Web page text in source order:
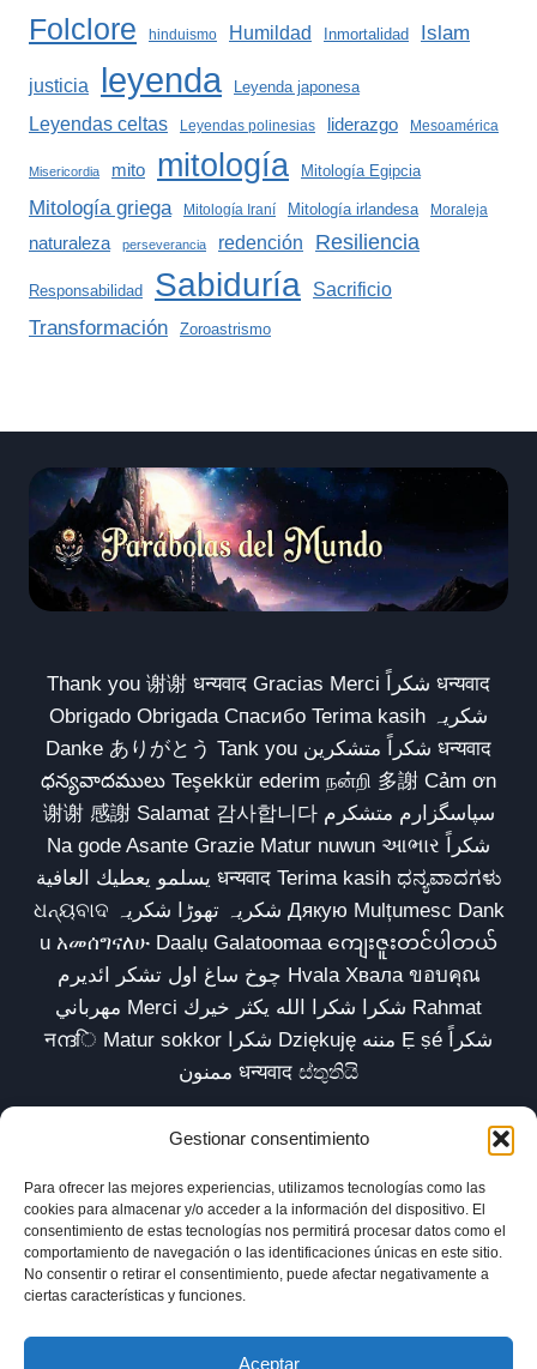
Gestionar consentimiento
Para ofrecer las mejores experiencias, utilizamos tecnologías como las
cookies para almacenar y/o acceder a la información del dispositivo. El
consentimiento de estas tecnologías nos permitirá procesar datos como el
comportamiento de navegación o las identificaciones únicas en este sitio.
No consentir o retirar el consentimiento, puede afectar negativamente a
ciertas características y funciones.
Aceptar
Folclore hinduismo Humildad Inmortalidad Islam
justicia leyenda Leyenda japonesa
Leyendas celtas Leyendas polinesias liderazgo Mesoamérica
Misericordia mito mitología Mitología Egipcia
Mitología griega Mitología Iraní Mitología irlandesa Moraleja
naturaleza perseverancia redención Resiliencia
Responsabilidad Sabiduría Sacrificio
Transformación Zoroastrismo
Thank you 谢谢 धन्यवाद Gracias Merci شكراً धन्यवाद
Obrigado Obrigada Спасибо Terima kasih شکریہ
Danke ありがとう Tank you شكراً متشكرين धन्यवाद
ధన్యవాదములు Teşekkür ederim நன்றி 多謝 Cảm ơn
谢谢 感謝 Salamat 감사합니다 سپاسگزارم متشکرم
Na gode Asante Grazie Matur nuwun આભાર شكراً
يسلمو يعطيك العافية धन्यवाद Terima kasih ಧನ್ಯವಾದಗಳು
ଧନ୍ୟବାଦ شکریہ تھوڑا شکریہ Дякую Mulțumesc Dank
u አመሰግናለሁ Daalụ Galatoomaa ကျေးဇူးတင်ပါတယ်
چوخ ساغ اول تشکر ائدیرم Hvala Хвала ขอบคุณ
مهرباني Merci شكرا شكرا الله يكثر خيرك Rahmat
नന്ദि Matur sokkor شكرا Dziękuję مننه Ẹ ṣé شكراً
ممنون धन्यवाद ස්තුතියි
Inicio Biblioteca Parábolas TV
Comunidad
Esencia
Blog
Política de privacidad
Aviso legal
Política de cookies (UE)